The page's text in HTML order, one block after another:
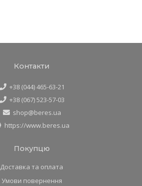
Контакти
+38 (044) 465-63-21
+38 (067) 523-57-03
shop@beres.ua
https://www.beres.ua
Покупцю
Доставка та оплата
Умови повернення